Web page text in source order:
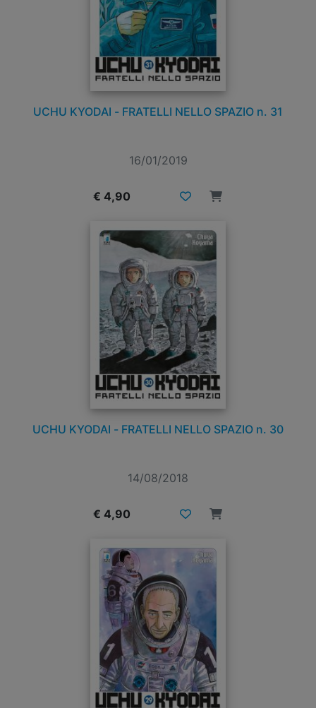
UCHU KYODAI - FRATELLI NELLO SPAZIO n. 31
16/01/2019
€ 4,90
UCHU KYODAI - FRATELLI NELLO SPAZIO n. 30
14/08/2018
€ 4,90